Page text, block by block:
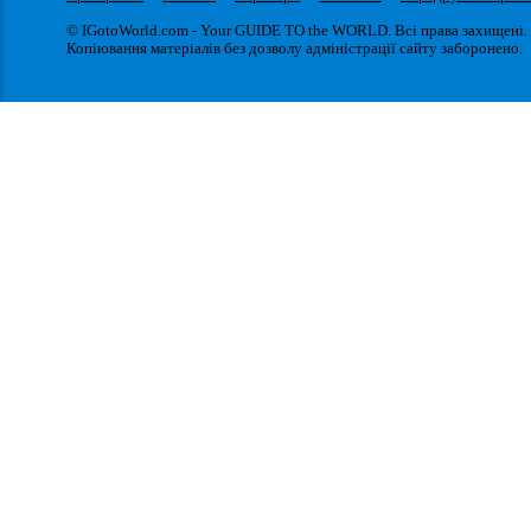
© IGotoWorld.com - Your GUIDE TO the WORLD. Всі права захищені.
Копіювання матеріалів без дозволу адміністрації сайту заборонено.